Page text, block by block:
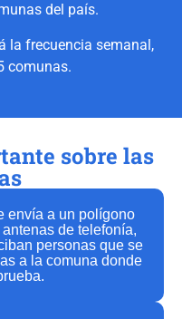
del país.
la frecuencia semanal,
comunas.
sobre las
envía a un polígono
de telefonía,
personas que se
a la comuna donde